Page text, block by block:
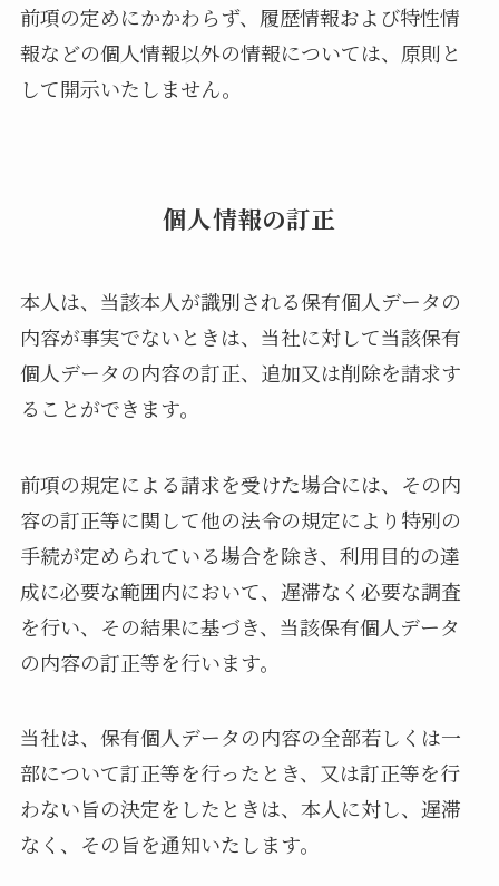
前項の定めにかかわらず、履歴情報および特性情
報などの個人情報以外の情報については、原則と
して開示いたしません。
個人情報の訂正
本人は、当該本人が識別される保有個人データの
内容が事実でないときは、当社に対して当該保有
個人データの内容の訂正、追加又は削除を請求す
ることができます。
前項の規定による請求を受けた場合には、その内
容の訂正等に関して他の法令の規定により特別の
手続が定められている場合を除き、利用目的の達
成に必要な範囲内において、遅滞なく必要な調査
を行い、その結果に基づき、当該保有個人データ
の内容の訂正等を行います。
当社は、保有個人データの内容の全部若しくは一
部について訂正等を行ったとき、又は訂正等を行
わない旨の決定をしたときは、本人に対し、遅滞
なく、その旨を通知いたします。